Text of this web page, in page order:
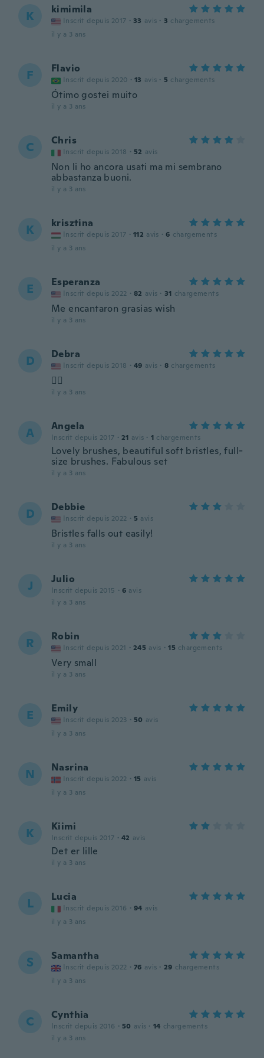
K kimimila
Inscrit depuis 2017 · 33 avis · 3 chargements
il y a 3 ans
F Flavio
Inscrit depuis 2020 · 13 avis · 5 chargements
Ótimo gostei muito
il y a 3 ans
C Chris
Inscrit depuis 2018 · 52 avis
Non li ho ancora usati ma mi sembrano
abbastanza buoni.
il y a 3 ans
K krisztina
Inscrit depuis 2017 · 112 avis · 6 chargements
il y a 3 ans
E Esperanza
Inscrit depuis 2022 · 82 avis · 31 chargements
Me encantaron grasias wish
il y a 3 ans
D Debra
Inscrit depuis 2018 · 49 avis · 8 chargements
👍🏻
il y a 3 ans
A Angela
Inscrit depuis 2017 · 21 avis · 1 chargements
Lovely brushes, beautiful soft bristles, full-
size brushes. Fabulous set
il y a 3 ans
D Debbie
Inscrit depuis 2022 · 5 avis
Bristles falls out easily!
il y a 3 ans
J Julio
Inscrit depuis 2015 · 6 avis
il y a 3 ans
R Robin
Inscrit depuis 2021 · 245 avis · 15 chargements
Very small
il y a 3 ans
E Emily
Inscrit depuis 2023 · 50 avis
il y a 3 ans
N Nasrina
Inscrit depuis 2022 · 15 avis
il y a 3 ans
K Kiimi
Inscrit depuis 2017 · 42 avis
Det er lille
il y a 3 ans
L Lucia
Inscrit depuis 2016 · 94 avis
il y a 3 ans
S Samantha
Inscrit depuis 2022 · 76 avis · 29 chargements
il y a 3 ans
C Cynthia
Inscrit depuis 2016 · 50 avis · 14 chargements
il y a 3 ans